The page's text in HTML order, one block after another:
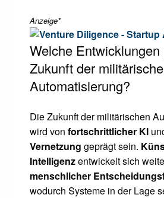
Anzeige*
Welche
Zukunft der
Automatisierung?
Die Zukunft der militärischen
wird von fortschrittlicher KI
Vernetzung geprägt sein.
Intelligenzentwickelt sich
menschlicher
wodurch Systeme in der Lage